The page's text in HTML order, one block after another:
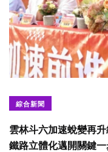
綜合新聞
雲林斗六加速蛻變再
鐵路立體化邁開關鍵一